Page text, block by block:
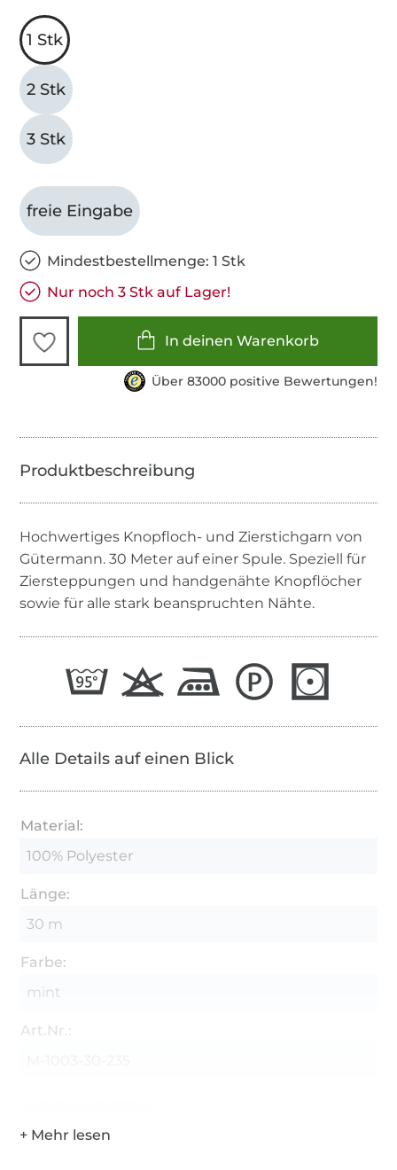
1 Stk
2 Stk
3 Stk
freie Eingabe
Mindestbestellmenge: 1 Stk
Nur noch 3 Stk auf Lager!
In deinen Warenkorb
Über 83000 positive Bewertungen!
Hochwertiges Knopfloch- und Zierstichgarn von
Gütermann. 30 Meter auf einer Spule. Speziell für
Ziersteppungen und handgenähte Knopflöcher
sowie für alle stark beanspruchten Nähte.
Alle Details auf einen Blick
Material:
100% Polyester
Länge:
30 m
Farbe:
mint
Art.Nr.: